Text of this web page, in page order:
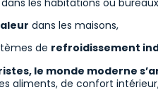
dans les maisons,
de refroidissement
le monde moderne
aliments, de confort